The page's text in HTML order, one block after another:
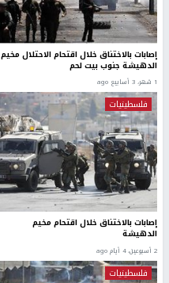
إصابات بالاختناق خلال اقتحام الاحتلال مخيم
الدهيشة جنوب بيت لحم
1 شهر، 3 أسابيع ago
فلسطينيات
إصابات بالاختناق خلال اقتحام مخيم
الدهيشة
2 أسبوعين، 4 أيام ago
فلسطينيات